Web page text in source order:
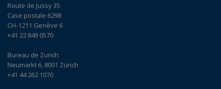
Route de Jussy 35
Case postale 6298
CH-1211 Genève 6
+41 22 849 0570
Bureau de Zurich
Neumarkt 6, 8001 Zürich
+41 44 262 1070